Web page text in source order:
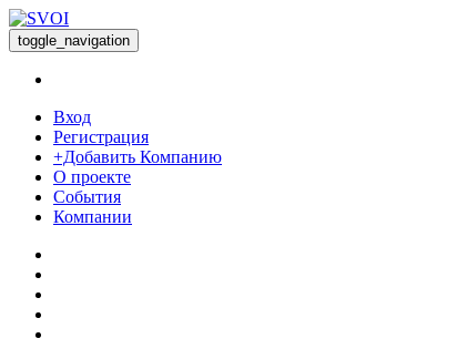
toggle_navigation
Вход
Регистрация
+Добавить Компанию
О проекте
События
Компании